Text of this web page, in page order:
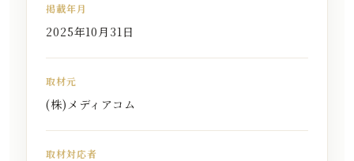
掲載年月
2025年10月31日
取材元
(株)メディアコム
取材対応者